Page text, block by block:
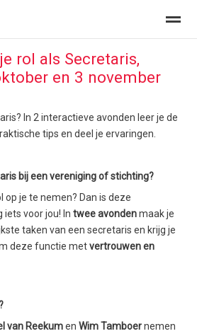
Verenigingsondersteuning
Contact Bellen
rol als Secretaris,
en 3 november
In 2 interactieve avonden leer je de
tips en deel je ervaringen.
bij een vereniging of stichting?
op je te nemen? Dan is deze
voor jou! In twee avondenmaak je
taken van een secretaris en krijg je
deze functie metvertrouwen en
van Reekumen Wim Tamboernemen